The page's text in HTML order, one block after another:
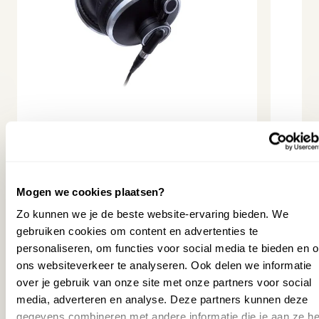
Mogen we cookies plaatsen?
Zo kunnen we je de beste website-ervaring bieden. We
gebruiken cookies om content en advertenties te
personaliseren, om functies voor social media te bieden en
ons websiteverkeer te analyseren. Ook delen we informatie
over je gebruik van onze site met onze partners voor social
media, adverteren en analyse. Deze partners kunnen deze
gegevens combineren met andere informatie die je aan ze
(Bundelkorting€ 20)
Op voorraad
Staat opgesteld in Wezep
MEER INFORMATIE